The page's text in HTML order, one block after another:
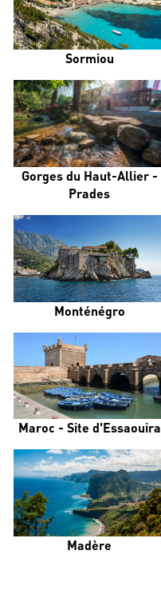
Sormiou
Gorges du Haut-Allier -
Prades
Monténégro
Maroc - Site d'Essaouira
Madère